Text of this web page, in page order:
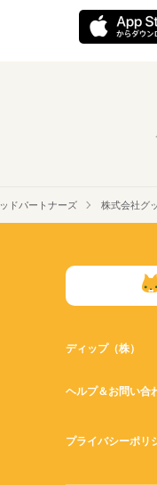
ドパートナーズ 株式会社グ
ディップ（株）
ヘルプ＆お問い合
プライバシーポリ